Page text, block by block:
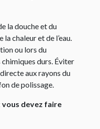
la douche et du
la chaleur et de l’eau.
ou lors du
durs. Éviter
aux rayons du
de polissage.
vous devez faire